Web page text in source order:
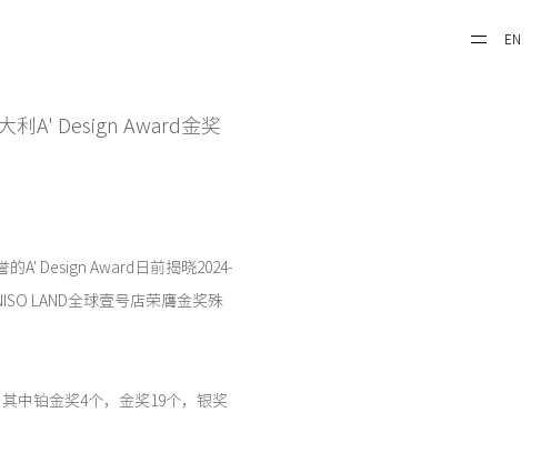
EN
利A' Design Award金奖
A' Design Award日前揭晓2024-
LAND全球壹号店荣膺金奖殊
中铂金奖4个，金奖19个，银奖